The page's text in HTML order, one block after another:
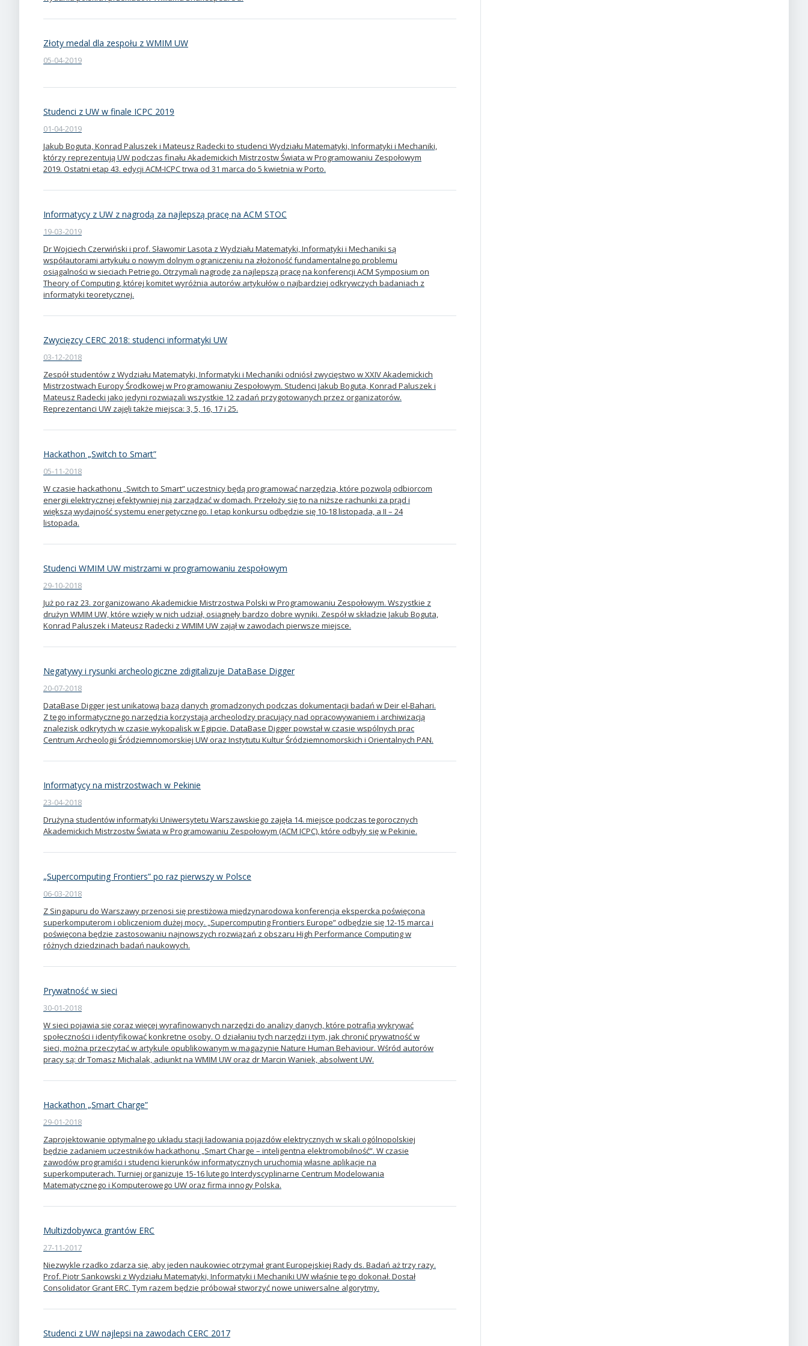
Złoty medal dla zespołu z WMIM UW
05-04-2019
Studenci z UW w finale ICPC 2019
01-04-2019
Jakub Boguta, Konrad Paluszek i Mateusz Radecki to studenci Wydziału Matematyki, Informatyki i Mechaniki,
którzy reprezentują UW podczas finału Akademickich Mistrzostw Świata w Programowaniu Zespołowym
2019. Ostatni etap 43. edycji ACM-ICPC trwa od 31 marca do 5 kwietnia w Porto.
Informatycy z UW z nagrodą za najlepszą pracę na ACM STOC
19-03-2019
Dr Wojciech Czerwiński i prof. Sławomir Lasota z Wydziału Matematyki, Informatyki i Mechaniki są
współautorami artykułu o nowym dolnym ograniczeniu na złożoność fundamentalnego problemu
osiągalności w sieciach Petriego. Otrzymali nagrodę za najlepszą pracę na konferencji ACM Symposium on
Theory of Computing, której komitet wyróżnia autorów artykułów o najbardziej odkrywczych badaniach z
informatyki teoretycznej.
Zwycięzcy CERC 2018: studenci informatyki UW
03-12-2018
Zespół studentów z Wydziału Matematyki, Informatyki i Mechaniki odniósł zwycięstwo w XXIV Akademickich
Mistrzostwach Europy Środkowej w Programowaniu Zespołowym. Studenci Jakub Boguta, Konrad Paluszek i
Mateusz Radecki jako jedyni rozwiązali wszystkie 12 zadań przygotowanych przez organizatorów.
Reprezentanci UW zajęli także miejsca: 3, 5, 16, 17 i 25.
Hackathon „Switch to Smart”
05-11-2018
W czasie hackathonu „Switch to Smart” uczestnicy będą programować narzędzia, które pozwolą odbiorcom
energii elektrycznej efektywniej nią zarządzać w domach. Przełoży się to na niższe rachunki za prąd i
większą wydajność systemu energetycznego. I etap konkursu odbędzie się 10-18 listopada, a II – 24
listopada.
Studenci WMIM UW mistrzami w programowaniu zespołowym
29-10-2018
Już po raz 23. zorganizowano Akademickie Mistrzostwa Polski w Programowaniu Zespołowym. Wszystkie z
drużyn WMIM UW, które wzięły w nich udział, osiągnęły bardzo dobre wyniki. Zespół w składzie Jakub Boguta,
Konrad Paluszek i Mateusz Radecki z WMIM UW zajął w zawodach pierwsze miejsce.
Negatywy i rysunki archeologiczne zdigitalizuje DataBase Digger
20-07-2018
DataBase Digger jest unikatową bazą danych gromadzonych podczas dokumentacji badań w Deir el-Bahari.
Z tego informatycznego narzędzia korzystają archeolodzy pracujący nad opracowywaniem i archiwizacją
znalezisk odkrytych w czasie wykopalisk w Egipcie. DataBase Digger powstał w czasie wspólnych prac
Centrum Archeologii Śródziemnomorskiej UW oraz Instytutu Kultur Śródziemnomorskich i Orientalnych PAN.
Informatycy na mistrzostwach w Pekinie
23-04-2018
Drużyna studentów informatyki Uniwersytetu Warszawskiego zajęła 14. miejsce podczas tegorocznych
Akademickich Mistrzostw Świata w Programowaniu Zespołowym (ACM ICPC), które odbyły się w Pekinie.
„Supercomputing Frontiers” po raz pierwszy w Polsce
06-03-2018
Z Singapuru do Warszawy przenosi się prestiżowa międzynarodowa konferencja ekspercka poświęcona
superkomputerom i obliczeniom dużej mocy. „Supercomputing Frontiers Europe” odbędzie się 12-15 marca i
poświęcona będzie zastosowaniu najnowszych rozwiązań z obszaru High Performance Computing w
różnych dziedzinach badań naukowych.
Prywatność w sieci
30-01-2018
W sieci pojawia się coraz więcej wyrafinowanych narzędzi do analizy danych, które potrafią wykrywać
społeczności i identyfikować konkretne osoby. O działaniu tych narzędzi i tym, jak chronić prywatność w
sieci, można przeczytać w artykule opublikowanym w magazynie Nature Human Behaviour. Wśród autorów
pracy są: dr Tomasz Michalak, adiunkt na WMIM UW oraz dr Marcin Waniek, absolwent UW.
Hackathon „Smart Charge”
29-01-2018
Zaprojektowanie optymalnego układu stacji ładowania pojazdów elektrycznych w skali ogólnopolskiej
będzie zadaniem uczestników hackathonu „Smart Charge – inteligentna elektromobilność”. W czasie
zawodów programiści i studenci kierunków informatycznych uruchomią własne aplikacje na
superkomputerach. Turniej organizuje 15-16 lutego Interdyscyplinarne Centrum Modelowania
Matematycznego i Komputerowego UW oraz firma innogy Polska.
Multizdobywca grantów ERC
27-11-2017
Niezwykle rzadko zdarza się, aby jeden naukowiec otrzymał grant Europejskiej Rady ds. Badań aż trzy razy.
Prof. Piotr Sankowski z Wydziału Matematyki, Informatyki i Mechaniki UW właśnie tego dokonał. Dostał
Consolidator Grant ERC. Tym razem będzie próbował stworzyć nowe uniwersalne algorytmy.
Studenci z UW najlepsi na zawodach CERC 2017